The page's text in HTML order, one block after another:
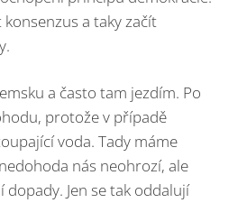
a taky začít
a často tam jezdím. Po
protože v případě
voda. Tady máme
nás neohrozí, ale
Jen se tak oddalují